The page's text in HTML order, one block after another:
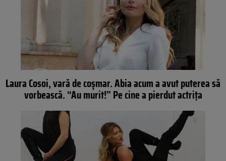
Laura Cosoi, vară de coşmar. Abia acum a avut puterea să
vorbească. “Au murit!” Pe cine a pierdut actriţa